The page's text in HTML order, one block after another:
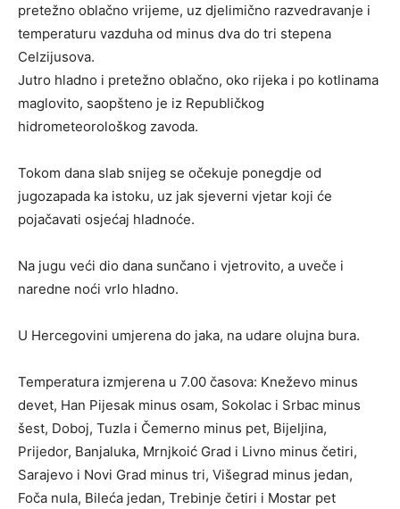
pretežno oblačno vrijeme, uz djelimično razvedravanje i
temperaturu vazduha od minus dva do tri stepena
Celzijusova.
Jutro hladno i pretežno oblačno, oko rijeka i po kotlinama
maglovito, saopšteno je iz Republičkog
hidrometeorološkog zavoda.
Tokom dana slab snijeg se očekuje ponegdje od
jugozapada ka istoku, uz jak sjeverni vjetar koji će
pojačavati osjećaj hladnoće.
Na jugu veći dio dana sunčano i vjetrovito, a uveče i
naredne noći vrlo hladno.
U Hercegovini umjerena do jaka, na udare olujna bura.
Temperatura izmjerena u 7.00 časova: Kneževo minus
devet, Han Pijesak minus osam, Sokolac i Srbac minus
šest, Doboj, Tuzla i Čemerno minus pet, Bijeljina,
Prijedor, Banjaluka, Mrnjkoić Grad i Livno minus četiri,
Sarajevo i Novi Grad minus tri, Višegrad minus jedan,
Foča nula, Bileća jedan, Trebinje četiri i Mostar pet